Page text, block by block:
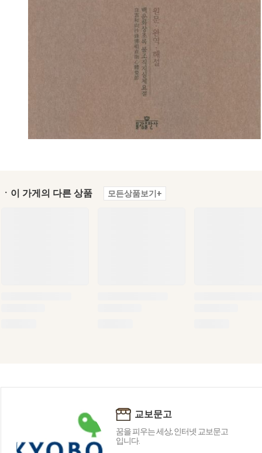
ㆍ이 가게의 다른 상품 모든상품보기+
교보문고
꿈을 피우는 세상, 인터넷 교보문고
입니다.